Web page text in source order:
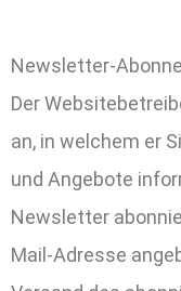
Newsletter-
Der
an, in welchem er
und Angebote
Newsletter
Mail-Adresse